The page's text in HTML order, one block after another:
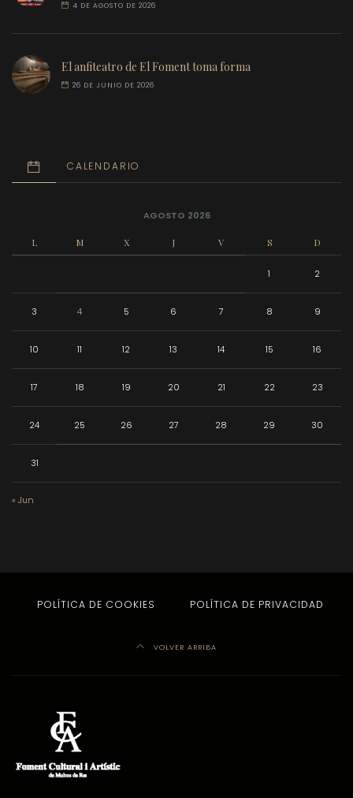
4 DE AGOSTO DE 2026
El anfiteatro de El Foment toma forma
26 DE JUNIO DE 2026
CALENDARIO
AGOSTO 2026
L M X J V S D
1 2
3 4 5 6 7 8 9
10 11 12 13 14 15 16
17 18 19 20 21 22 23
24 25 26 27 28 29 30
31
« Jun
POLÍTICA DE COOKIES POLÍTICA DE PRIVACIDAD
VOLVER ARRIBA